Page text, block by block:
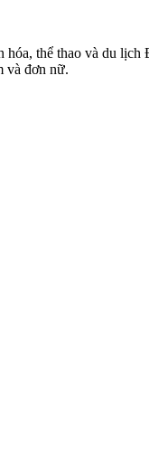
thể thao và du
và đơn nữ.